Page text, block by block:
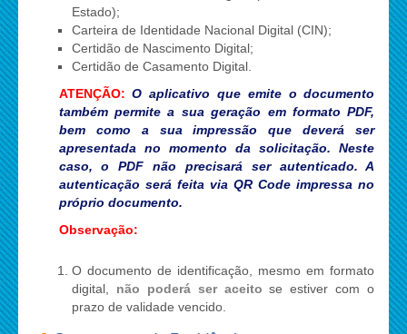
Estado);
Carteira de Identidade Nacional Digital (CIN);
Certidão de Nascimento Digital;
Certidão de Casamento Digital.
ATENÇÃO: O aplicativo que emite o documento
também permite a sua geração em formato PDF,
bem como a sua impressão que deverá ser
apresentada no momento da solicitação. Neste
caso, o PDF não precisará ser autenticado. A
autenticação será feita via QR Code impressa no
próprio documento.
Observação:
O documento de identificação, mesmo em formato
digital, não poderá ser aceito se estiver com o
prazo de validade vencido.